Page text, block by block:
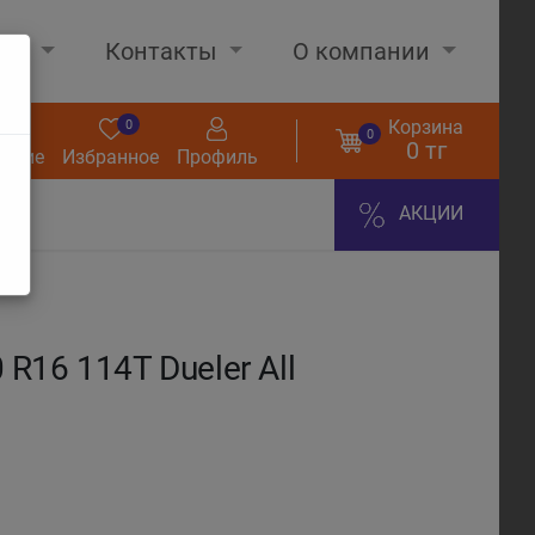
Контакты О компании
Избранное
0
Профиль
0 Корзина
0 тг
АКЦИИ
114T Dueler All